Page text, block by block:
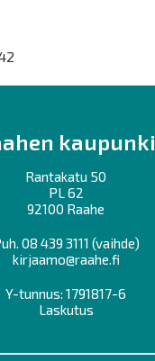
kaupunki
Rantakatu 50
PL 62
92100 Raahe
08 439 3111 (vaihde)
kirjaamo@raahe.fi
Y-tunnus: 1791817-6
Laskutus